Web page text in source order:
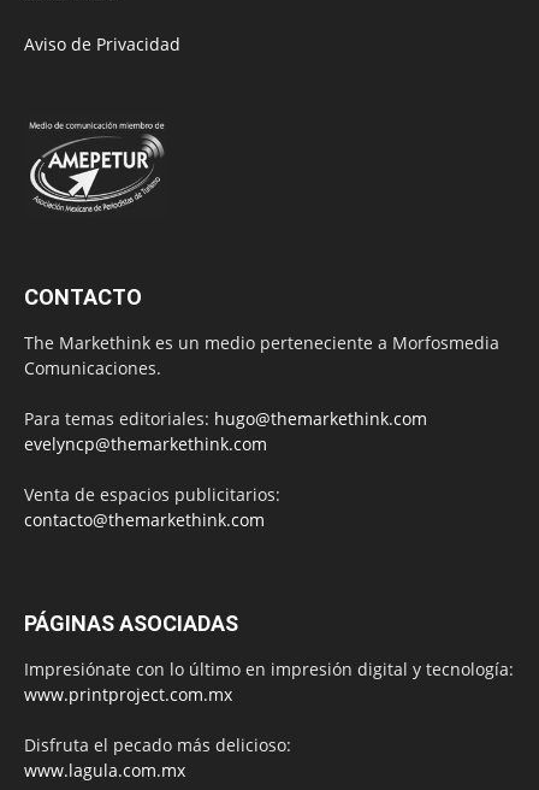
Aviso de Privacidad
CONTACTO
The Markethink es un medio perteneciente a Morfosmedia
Comunicaciones.
Para temas editoriales: hugo@themarkethink.com
evelyncp@themarkethink.com
Venta de espacios publicitarios:
contacto@themarkethink.com
PÁGINAS ASOCIADAS
Impresiónate con lo último en impresión digital y tecnología:
www.printproject.com.mx
Disfruta el pecado más delicioso:
www.lagula.com.mx